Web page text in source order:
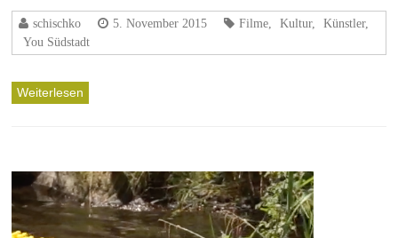
schischko 5. November 2015 Filme Kultur, Künstler,
You Südstadt
Weiterlesen